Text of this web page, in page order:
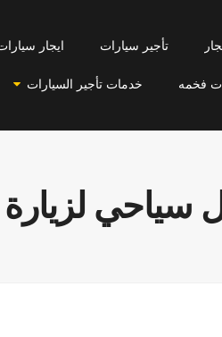
تأجير سيارات ايجار
فخمه خدمات تأجير السيارات
سياحي